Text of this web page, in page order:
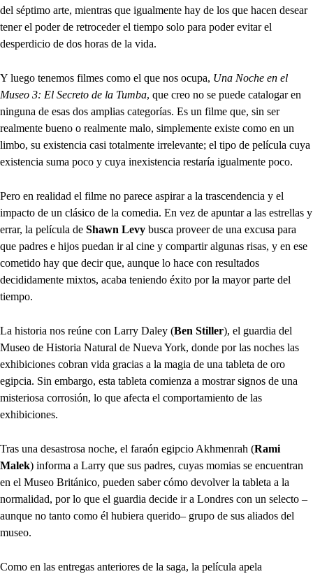
del séptimo arte, mientras que igualmente hay de los que hacen desear
tener el poder de retroceder el tiempo solo para poder evitar el
desperdicio de dos horas de la vida.
Y luego tenemos filmes como el que nos ocupa, Una Noche en el
Museo 3: El Secreto de la Tumba, que creo no se puede catalogar en
ninguna de esas dos amplias categorías. Es un filme que, sin ser
realmente bueno o realmente malo, simplemente existe como en un
limbo, su existencia casi totalmente irrelevante; el tipo de película cuya
existencia suma poco y cuya inexistencia restaría igualmente poco.
Pero en realidad el filme no parece aspirar a la trascendencia y el
impacto de un clásico de la comedia. En vez de apuntar a las estrellas y
errar, la película de Shawn Levy busca proveer de una excusa para
que padres e hijos puedan ir al cine y compartir algunas risas, y en ese
cometido hay que decir que, aunque lo hace con resultados
decididamente mixtos, acaba teniendo éxito por la mayor parte del
tiempo.
La historia nos reúne con Larry Daley (Ben Stiller), el guardia del
Museo de Historia Natural de Nueva York, donde por las noches las
exhibiciones cobran vida gracias a la magia de una tableta de oro
egipcia. Sin embargo, esta tableta comienza a mostrar signos de una
misteriosa corrosión, lo que afecta el comportamiento de las
exhibiciones.
Tras una desastrosa noche, el faraón egipcio Akhmenrah (Rami
Malek) informa a Larry que sus padres, cuyas momias se encuentran
en el Museo Británico, pueden saber cómo devolver la tableta a la
normalidad, por lo que el guardia decide ir a Londres con un selecto –
aunque no tanto como él hubiera querido– grupo de sus aliados del
museo.
Como en las entregas anteriores de la saga, la película apela